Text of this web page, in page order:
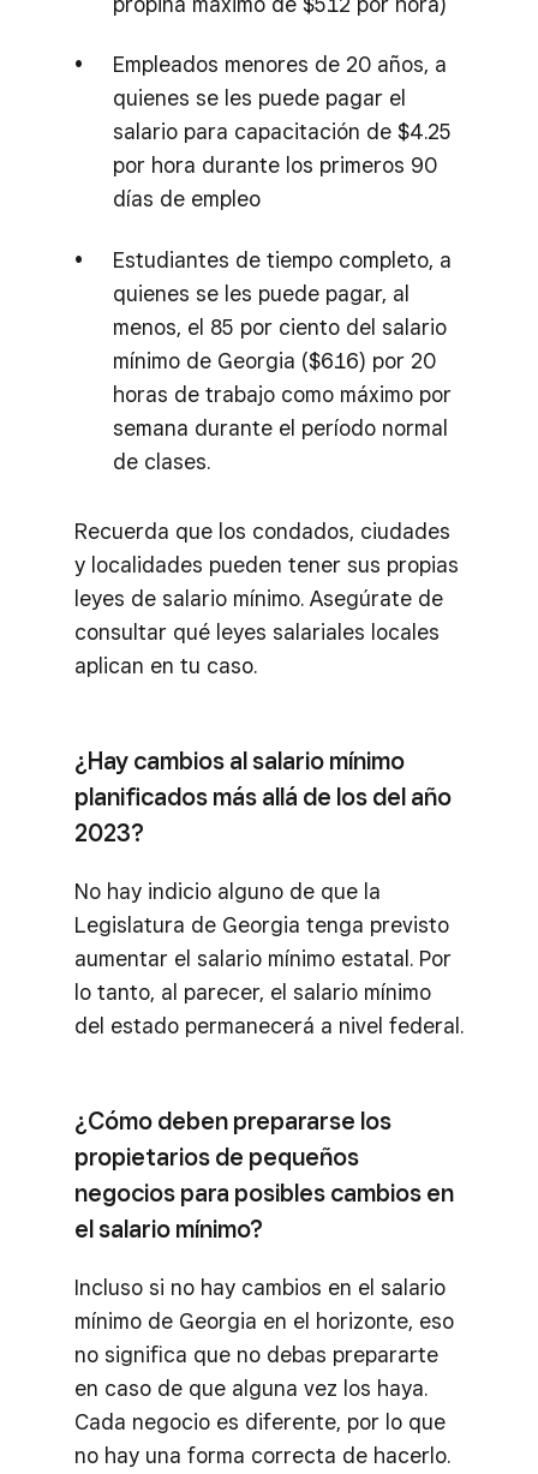
Empleados menores de 20 años, a
quienes se les puede pagar el
salario para capacitación de $4.25
por hora durante los primeros 90
días de empleo
Estudiantes de tiempo completo, a
quienes se les puede pagar, al
menos, el 85 por ciento del salario
mínimo de Georgia ($6.16) por 20
horas de trabajo como máximo por
semana durante el período normal
de clases.
Recuerda que los condados, ciudades
y localidades pueden tener sus propias
leyes de salario mínimo. Asegúrate de
consultar qué leyes salariales locales
aplican en tu caso.
¿Hay cambios al salario mínimo
planificados más allá de los del año
2023?
No hay indicio alguno de que la
Legislatura de Georgia tenga previsto
aumentar el salario mínimo estatal. Por
lo tanto, al parecer, el salario mínimo
del estado permanecerá a nivel federal.
¿Cómo deben prepararse los
propietarios de pequeños
negocios para posibles cambios en
el salario mínimo?
Incluso si no hay cambios en el salario
mínimo de Georgia en el horizonte, eso
no significa que no debas prepararte
en caso de que alguna vez los haya.
Cada negocio es diferente, por lo que
no hay una forma correcta de hacerlo.